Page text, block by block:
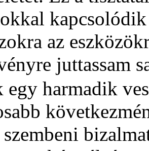
az
juttassam
egy harmadik